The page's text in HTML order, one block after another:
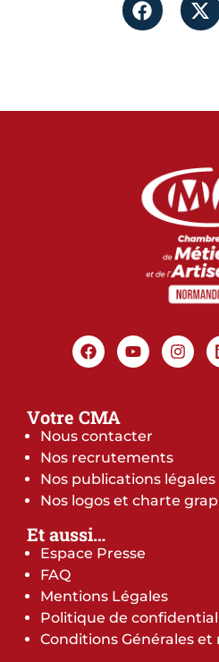
Votre CMA
Nous contacter
Nos recrutements
Nos publications légales
Nos logos et charte
Et aussi…
Espace Presse
FAQ
Mentions Légales
Politique de
Conditions Générales